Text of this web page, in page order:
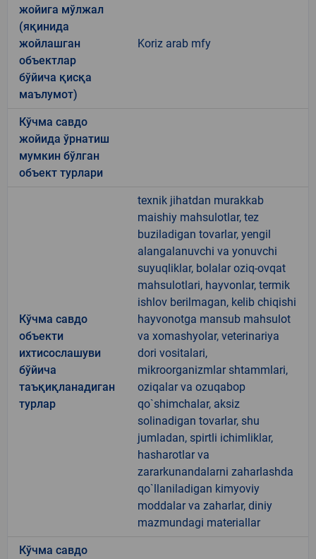
жойига мўлжал
(яқинида
жойлашган
объектлар
бўйича қисқа
маълумот)
Koriz arab mfy
Кўчма савдо
жойида ўрнатиш
мумкин бўлган
объект турлари
Кўчма савдо
объекти
ихтисослашуви
бўйича
таъқиқланадиган
турлар
texnik jihatdan murakkab
maishiy mahsulotlar, tez
buziladigan tovarlar, yengil
alangalanuvchi va yonuvchi
suyuqliklar, bolalar oziq-ovqat
mahsulotlari, hayvonlar, termik
ishlov berilmagan, kelib chiqishi
hayvonotga mansub mahsulot
va xomashyolar, veterinariya
dori vositalari,
mikroorganizmlar shtammlari,
oziqalar va ozuqabop
qo`shimchalar, aksiz
solinadigan tovarlar, shu
jumladan, spirtli ichimliklar,
hasharotlar va
zararkunandalarni zaharlashda
qo`llaniladigan kimyoviy
moddalar va zaharlar, diniy
mazmundagi materiallar
Кўчма савдо